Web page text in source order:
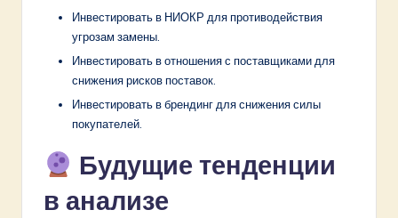
Инвестировать в НИОКР для противодействия
угрозам замены.
Инвестировать в отношения с поставщиками для
снижения рисков поставок.
Инвестировать в брендинг для снижения силы
покупателей.
Будущие тенденции
в анализе